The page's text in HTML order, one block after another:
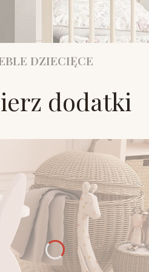
DZIECIĘCE
dodatki